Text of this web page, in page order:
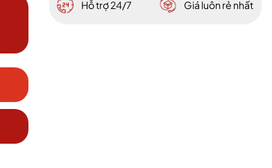
Hỗ trợ 24/7
Giá luôn rẻ nhất